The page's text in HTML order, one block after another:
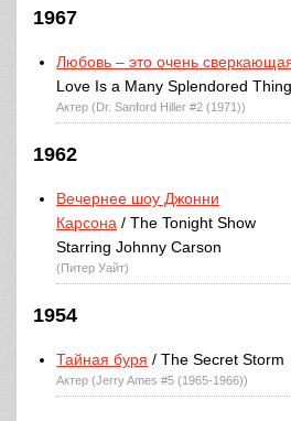
1967
Любовь – это очень
Love Is a Many Splendored Thing
Актер (Dr. Sanford Hiller #2 (1971))
1962
Вечернее шоу Джонни
Карсона / The Tonight Show
Starring Johnny Carson
(Питер Уайт)
1954
Тайная буря / The Secret Storm
Актер (Jerry Ames #5 (1965-1966))